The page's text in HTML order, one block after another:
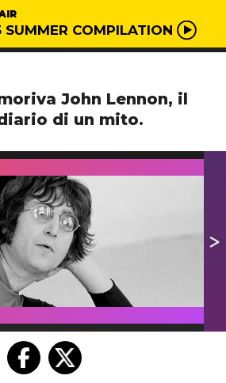
SUMMER COMPILATION
John Lennon, il
di un mito.